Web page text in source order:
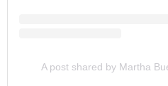
A post shared by Martha